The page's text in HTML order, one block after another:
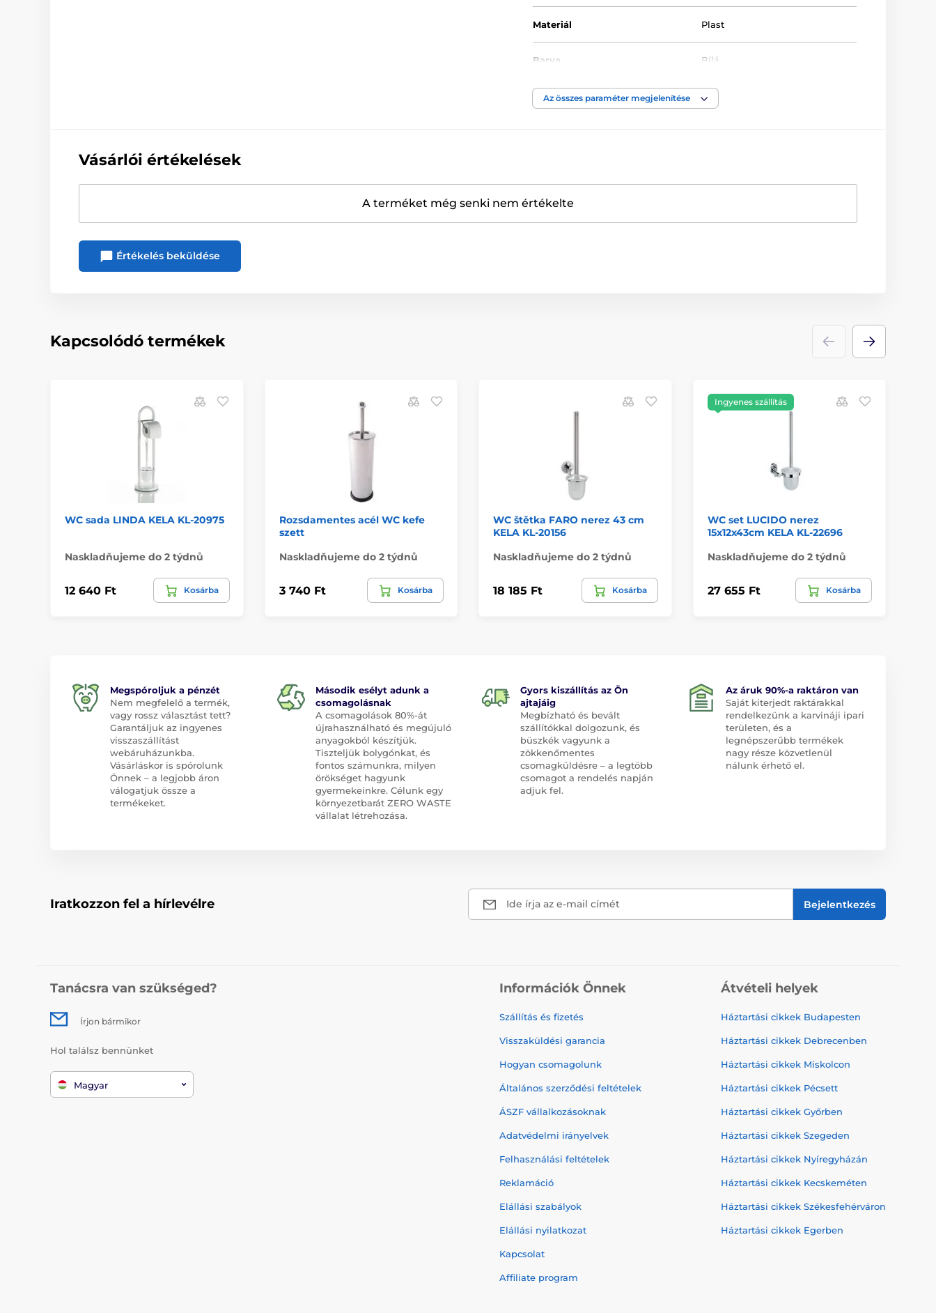
Materiál Plast
Barva Bílá
Az összes paraméter megjelenítése
Vásárlói értékelések
A terméket még senki nem értékelte
Értékelés beküldése
Kapcsolódó termékek
WC sada LINDA KELA KL-20975
Naskladňujeme do 2 týdnů
12 640 Ft Kosárba
Rozsdamentes acél WC kefe
szett
Naskladňujeme do 2 týdnů
3 740 Ft Kosárba
WC štětka FARO nerez 43 cm
KELA KL-20156
Naskladňujeme do 2 týdnů
18 185 Ft Kosárba
Ingyenes szállítás
WC set LUCIDO nerez
15x12x43cm KELA KL-22696
Naskladňujeme do 2 týdnů
27 655 Ft Kosárba
Megspóroljuk a pénzét
Nem megfelelő a termék,
vagy rossz választást tett?
Garantáljuk az ingyenes
visszaszállítást
webáruházunkba.
Vásárláskor is spórolunk
Önnek – a legjobb áron
válogatjuk össze a
termékeket.
Második esélyt adunk a
csomagolásnak
A csomagolások 80%-át
újrahasználható és megújuló
anyagokból készítjük.
Tiszteljük bolygónkat, és
fontos számunkra, milyen
örökséget hagyunk
gyermekeinkre. Célunk egy
környezetbarát ZERO WASTE
vállalat létrehozása.
Gyors kiszállítás az Ön
ajtajáig
Megbízható és bevált
szállítókkal dolgozunk, és
büszkék vagyunk a
zökkenőmentes
csomagküldésre – a legtöbb
csomagot a rendelés napján
adjuk fel.
Az áruk 90%-a raktáron van
Saját kiterjedt raktárakkal
rendelkezünk a karvináji ipari
területen, és a
legnépszerűbb termékek
nagy része közvetlenül
nálunk érhető el.
Iratkozzon fel a hírlevélre Ide írja az e-mail címét Bejelentkezés
Tanácsra van szükséged?
Írjon bármikor
Hol találsz bennünket
Magyar
Információk Önnek
Szállítás és fizetés
Visszaküldési garancia
Hogyan csomagolunk
Általános szerződési feltételek
ÁSZF vállalkozásoknak
Adatvédelmi irányelvek
Felhasználási feltételek
Reklamáció
Elállási szabályok
Elállási nyilatkozat
Kapcsolat
Affiliate program
Átvételi helyek
Háztartási cikkek Budapesten
Háztartási cikkek Debrecenben
Háztartási cikkek Miskolcon
Háztartási cikkek Pécsett
Háztartási cikkek Győrben
Háztartási cikkek Szegeden
Háztartási cikkek Nyíregyházán
Háztartási cikkek Kecskeméten
Háztartási cikkek Székesfehérváron
Háztartási cikkek Egerben